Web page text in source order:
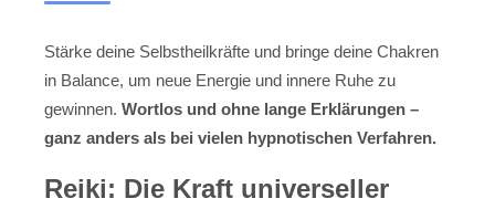
Stärke deine Selbstheilkräfte und bringe deine Chakren
in Balance, um neue Energie und innere Ruhe zu
gewinnen. Wortlos und ohne lange Erklärungen –
ganz anders als bei vielen hypnotischen Verfahren.
Reiki: Die Kraft universeller